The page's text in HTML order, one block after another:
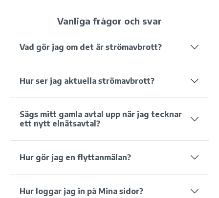
Vanliga frågor och svar
Vad gör jag om det är strömavbrott?
Hur ser jag aktuella strömavbrott?
Sägs mitt gamla avtal upp när jag tecknar
ett nytt elnätsavtal?
Hur gör jag en flyttanmälan?
Hur loggar jag in på Mina sidor?